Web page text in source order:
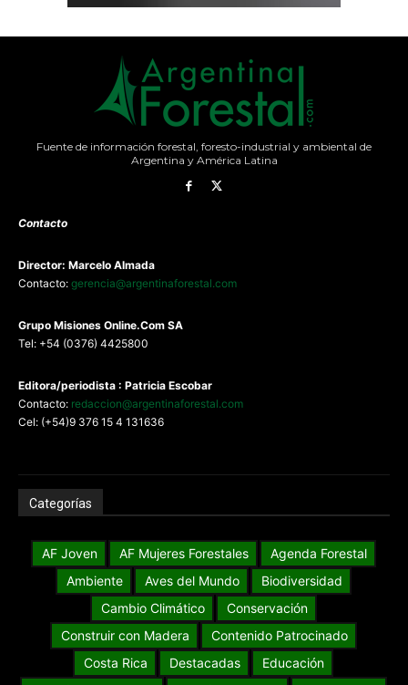
Fuente de información forestal, foresto-industrial y ambiental de
Argentina y América Latina
Contacto
Director: Marcelo Almada
Contacto: gerencia@argentinaforestal.com
Grupo Misiones Online.Com SA
Tel: +54 (0376) 4425800
Editora/periodista : Patricia Escobar
Contacto: redaccion@argentinaforestal.com
Cel: (+54)9 376 15 4 131636
Categorías
AF Joven AF Mujeres Forestales
Agenda Forestal
Ambiente
Aves del Mundo
Biodiversidad
Cambio Climático
Conservación
Construir con Madera
Contenido Patrocinado
Costa Rica
Destacadas
Educación